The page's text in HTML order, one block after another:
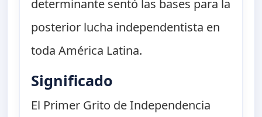
determinante sentó las bases para la
posterior lucha independentista en
toda América Latina.
Significado
El Primer Grito de Independencia